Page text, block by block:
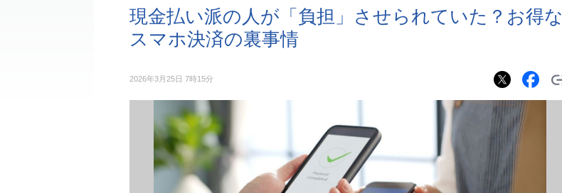
現金払い派の人が「負担」させられていた？お得な
スマホ決済の裏事情
2026年3月25日 7時15分